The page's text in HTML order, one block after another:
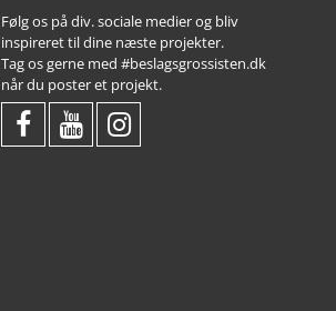
Følg os på div. sociale medier og bliv
inspireret til dine næste projekter.
Tag os gerne med #beslagsgrossisten.dk
når du poster et projekt.